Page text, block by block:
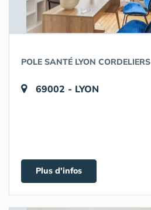
POLE SANTÉ LYON CORDELIERS
69002 - LYON
Plus d'infos